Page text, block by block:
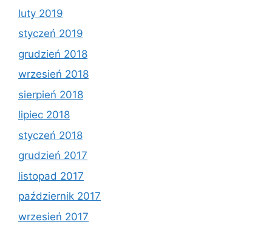
luty 2019
styczeń 2019
grudzień 2018
wrzesień 2018
sierpień 2018
lipiec 2018
styczeń 2018
grudzień 2017
listopad 2017
październik 2017
wrzesień 2017